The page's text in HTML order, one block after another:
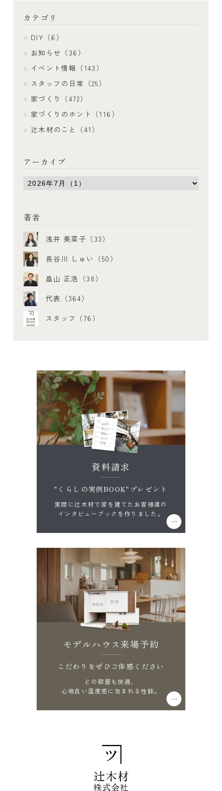
カテゴリ
DIY（6）
お知らせ（36）
イベント情報（143）
スタッフの日常（25）
家づくり（472）
家づくりのホント（116）
辻木材のこと（41）
アーカイブ
著者
浅井 美菜子（33）
長谷川 しゅい（50）
畠山 正浩（38）
代表（364）
スタッフ（76）
資料請求
"くらしの実例BOOK"プレゼント
実際に辻木材で家を建てたお客様達の
インタビューブックを作りました。
モデルハウス来場予約
こだわりをぜひご体感ください
どの部屋も快適、
心地良い温度感に包まれる性能。